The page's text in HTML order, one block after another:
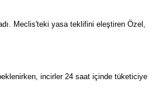
Meclis'teki yasa teklifini eleştiren Özel,
incirler 24 saat içinde tüketiciye